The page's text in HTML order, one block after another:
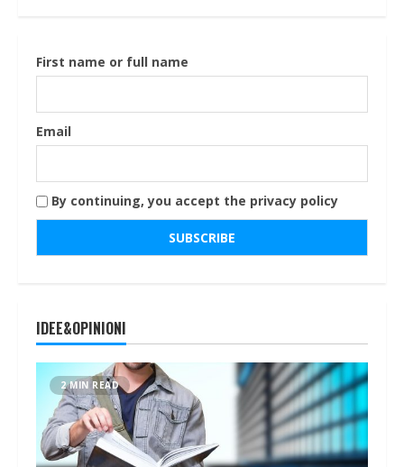
First name or full name
Email
By continuing, you accept the privacy policy
IDEE&OPINIONI
2 MIN READ